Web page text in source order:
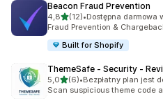
Beacon Fraud Prevention
4,8na 5 gwiazdek
(12)
Łączna liczba recenzji: 12
•Dostępna darmowa
Fraud Prevention &
Built for Shopify
ThemeSafe ‑ Security ‑
5,0na 5 gwiazdek
(6)
Łączna liczba recenzji: 6
•Bezpłatny plan jest
Scan suspicious theme code